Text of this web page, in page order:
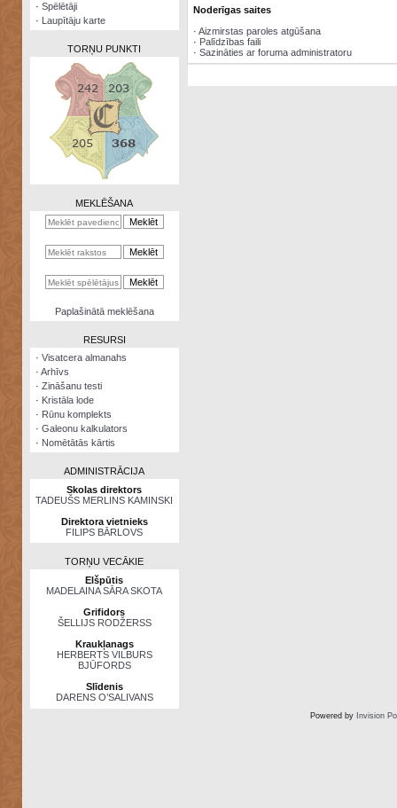
Zināšanu
kalkulators
Nomētātās
· Spēlētāji
· Laupītāju karte
TORŅU PUNKTI
MEKLĒŠANA
Paplašinātā meklēšana
RESURSI
· Visatcera almanahs
· Arhīvs
· Zināšanu testi
· Kristāla lode
· Rūnu komplekts
· Galeonu kalkulators
· Nomētātās kārtis
ADMINISTRĀCIJA
Skolas direktors
TADEUŠS MERLINS KAMINSKI
Direktora vietnieks
FILIPS BĀRLOVS
TORŅU VECĀKIE
Elšpūtis
MADELAINA SĀRA SKOTA
Grifidors
ŠELLIJS RODŽERSS
Kraukļanags
HERBERTS VILBURS
BJŪFORDS
Slīdenis
DARENS O’SALIVANS
Noderīgas saites
· Aizmirstas paroles atgūšana
· Palīdzības faili
· Sazināties ar foruma administratoru
Powered by Invision